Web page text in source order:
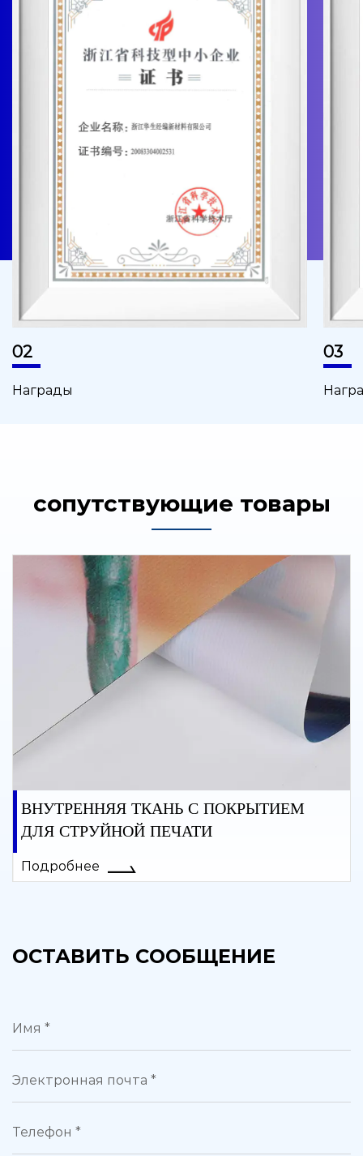
02
Награды
03
сопутствующие товары
ВНУТРЕННЯЯ ТКАНЬ С ПОКРЫТИЕМ
ДЛЯ СТРУЙНОЙ ПЕЧАТИ
Подробнее
ОСТАВИТЬ СООБЩЕНИЕ